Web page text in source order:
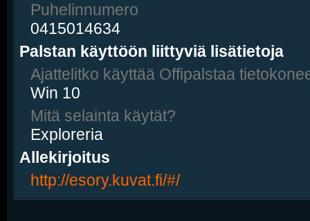
Puhelinnumero
0415014634
Palstan käyttöön liittyviä lisätietoja
Ajattelitko käyttää Offipalstaa
Win 10
Mitä selainta käytät?
Exploreria
Allekirjoitus
http://esory.kuvat.fi/#/